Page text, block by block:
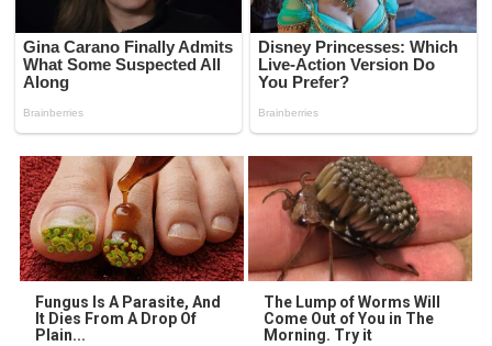
Fungus Is A Parasite, And
It Dies From A Drop Of
Plain...
The Lump of Worms Will
Come Out of You in The
Morning. Try it